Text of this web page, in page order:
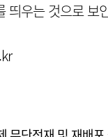
띄우는 것으로 보